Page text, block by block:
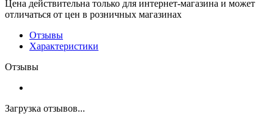
Цена действительна только для интернет-магазина и может
отличаться от цен в розничных магазинах
Отзывы
Характеристики
Отзывы
Загрузка отзывов...